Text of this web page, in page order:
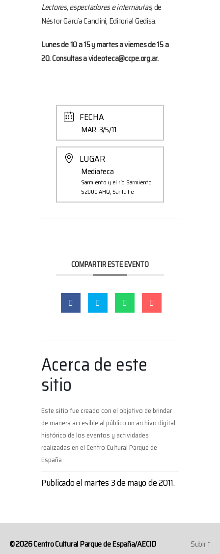
Lectores, espectadores e internautas, de
Néstor García Canclini, Editorial Gedisa.
Lunes de 10 a 15 y martes a viernes de 15 a
20. Consultas a videoteca@ccpe.org.ar.
FECHA
MAR. 3/5/11
LUGAR
Mediateca
Sarmiento y el río Sarmiento,
S2000 AHQ, Santa Fe
COMPARTIR ESTE EVENTO
Acerca de este
sitio
Este sitio fue creado con el objetivo de brindar
de manera accesible al público un archivo digital
histórico de los eventos y actividades
realizadas en el Centro Cultural Parque de
España
Publicado el martes 3 de mayo de 2011.
© 2026Centro Cultural Parque de España/AECID Subir↑